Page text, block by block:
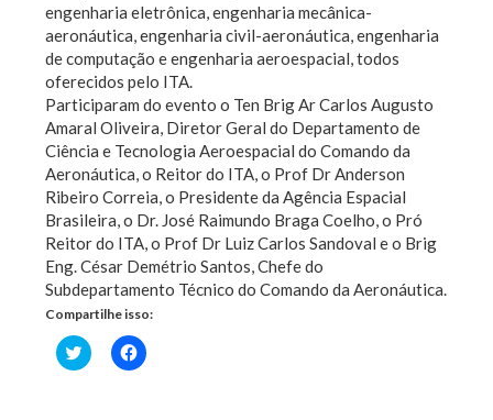
engenharia eletrônica, engenharia mecânica-
aeronáutica, engenharia civil-aeronáutica, engenharia
de computação e engenharia aeroespacial, todos
oferecidos pelo ITA.
Participaram do evento o Ten Brig Ar Carlos Augusto
Amaral Oliveira, Diretor Geral do Departamento de
Ciência e Tecnologia Aeroespacial do Comando da
Aeronáutica, o Reitor do ITA, o Prof Dr Anderson
Ribeiro Correia, o Presidente da Agência Espacial
Brasileira, o Dr. José Raimundo Braga Coelho, o Pró
Reitor do ITA, o Prof Dr Luiz Carlos Sandoval e o Brig
Eng. César Demétrio Santos, Chefe do
Subdepartamento Técnico do Comando da Aeronáutica.
Compartilhe isso:
Clique
para
Clique
para